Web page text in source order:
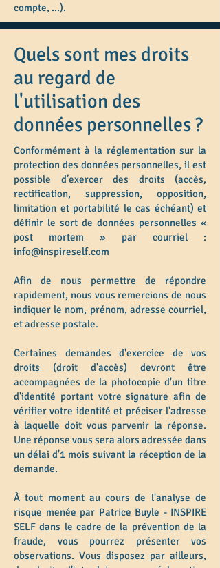
compte, ...).
Quels sont mes droits
au regard de
l'utilisation des
données personnelles ?
Conformément à la réglementation sur la
protection des données personnelles, il est
possible d’exercer des droits (accès,
rectification, suppression, opposition,
limitation et portabilité le cas échéant) et
définir le sort de données personnelles «
post mortem » par courriel :
info@inspireself.com
Afin de nous permettre de répondre
rapidement, nous vous remercions de nous
indiquer le nom, prénom, adresse courriel,
et adresse postale.
Certaines demandes d'exercice de vos
droits (droit d'accès) devront être
accompagnées de la photocopie d'un titre
d'identité portant votre signature afin de
vérifier votre identité et préciser l'adresse
à laquelle doit vous parvenir la réponse.
Une réponse vous sera alors adressée dans
un délai d'1 mois suivant la réception de la
demande.
À tout moment au cours de l'analyse de
risque menée par Patrice Buyle - INSPIRE
SELF dans le cadre de la prévention de la
fraude, vous pourrez présenter vos
observations. Vous disposez par ailleurs,